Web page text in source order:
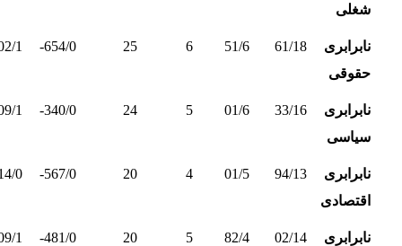
شغلی
نابرابری
حقوقی
61/18
51/6
6
25
654/0-
1-
نابرابری
سیاسی
33/16
01/6
5
24
340/0-
1
نابرابری
اقتصادی
94/13
01/5
4
20
567/0-
0-
نابرابری
02/14
82/4
5
20
481/0-
1-